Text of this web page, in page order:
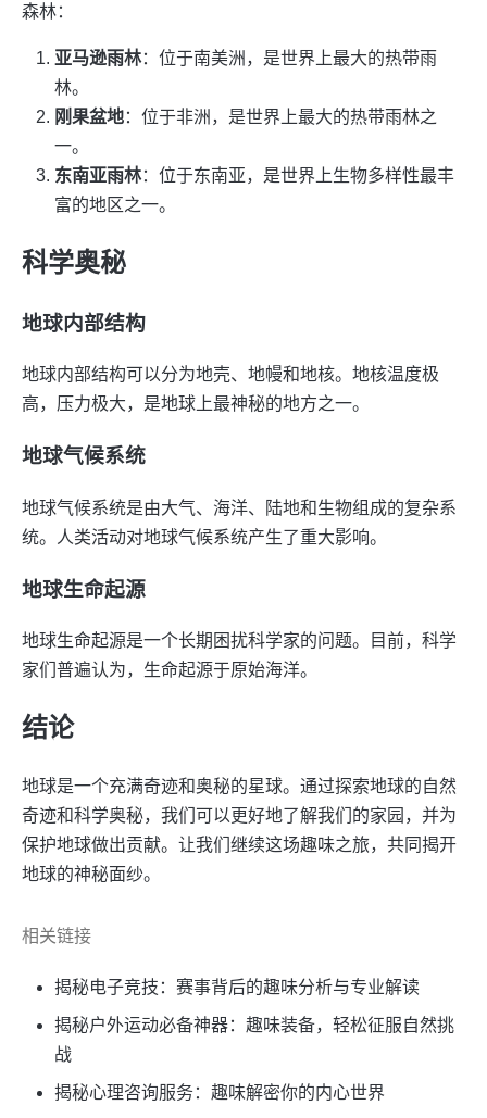
森林：
亚马逊雨林：位于南美洲，是世界上最大的热带雨
林。
刚果盆地：位于非洲，是世界上最大的热带雨林之
一。
东南亚雨林：位于东南亚，是世界上生物多样性最丰
富的地区之一。
科学奥秘
地球内部结构
地球内部结构可以分为地壳、地幔和地核。地核温度极
高，压力极大，是地球上最神秘的地方之一。
地球气候系统
地球气候系统是由大气、海洋、陆地和生物组成的复杂系
统。人类活动对地球气候系统产生了重大影响。
地球生命起源
地球生命起源是一个长期困扰科学家的问题。目前，科学
家们普遍认为，生命起源于原始海洋。
结论
地球是一个充满奇迹和奥秘的星球。通过探索地球的自然
奇迹和科学奥秘，我们可以更好地了解我们的家园，并为
保护地球做出贡献。让我们继续这场趣味之旅，共同揭开
地球的神秘面纱。
相关链接
揭秘电子竞技：赛事背后的趣味分析与专业解读
揭秘户外运动必备神器：趣味装备，轻松征服自然挑
战
揭秘心理咨询服务：趣味解密你的内心世界